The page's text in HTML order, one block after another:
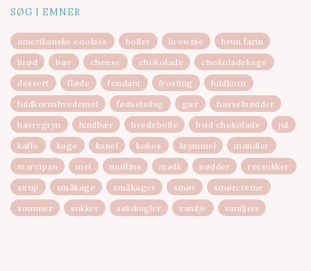
SØG I EMNER
amerikanske cookies boller brownie
brun farin
brød
bær cheese chokolade
chokoladekage
dessert
fløde fondant frosting
fuldkorn
fuldkornshvedemel
fødselsdag gær
hasselnødder
havregryn
hindbær hvedebolle hvid chokolade
jul
kaffe
kage kanel kokos krymmel
mandler
marcipan
mel muffins mælk nødder
rørsukker
sirup
småkage småkager smør
smørcreme
sommer
sukker sølvkugler vanilje vaniljeis